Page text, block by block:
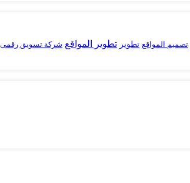
تصميم المواقع تطوير تطوير المواقع شركة تسويق رقمى